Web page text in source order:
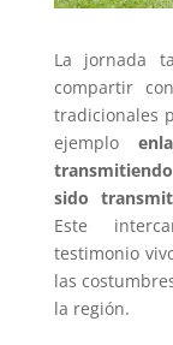
La jornada
compartir
tradicionales
ejemplo
sido
Este
testimonio
las
la región.